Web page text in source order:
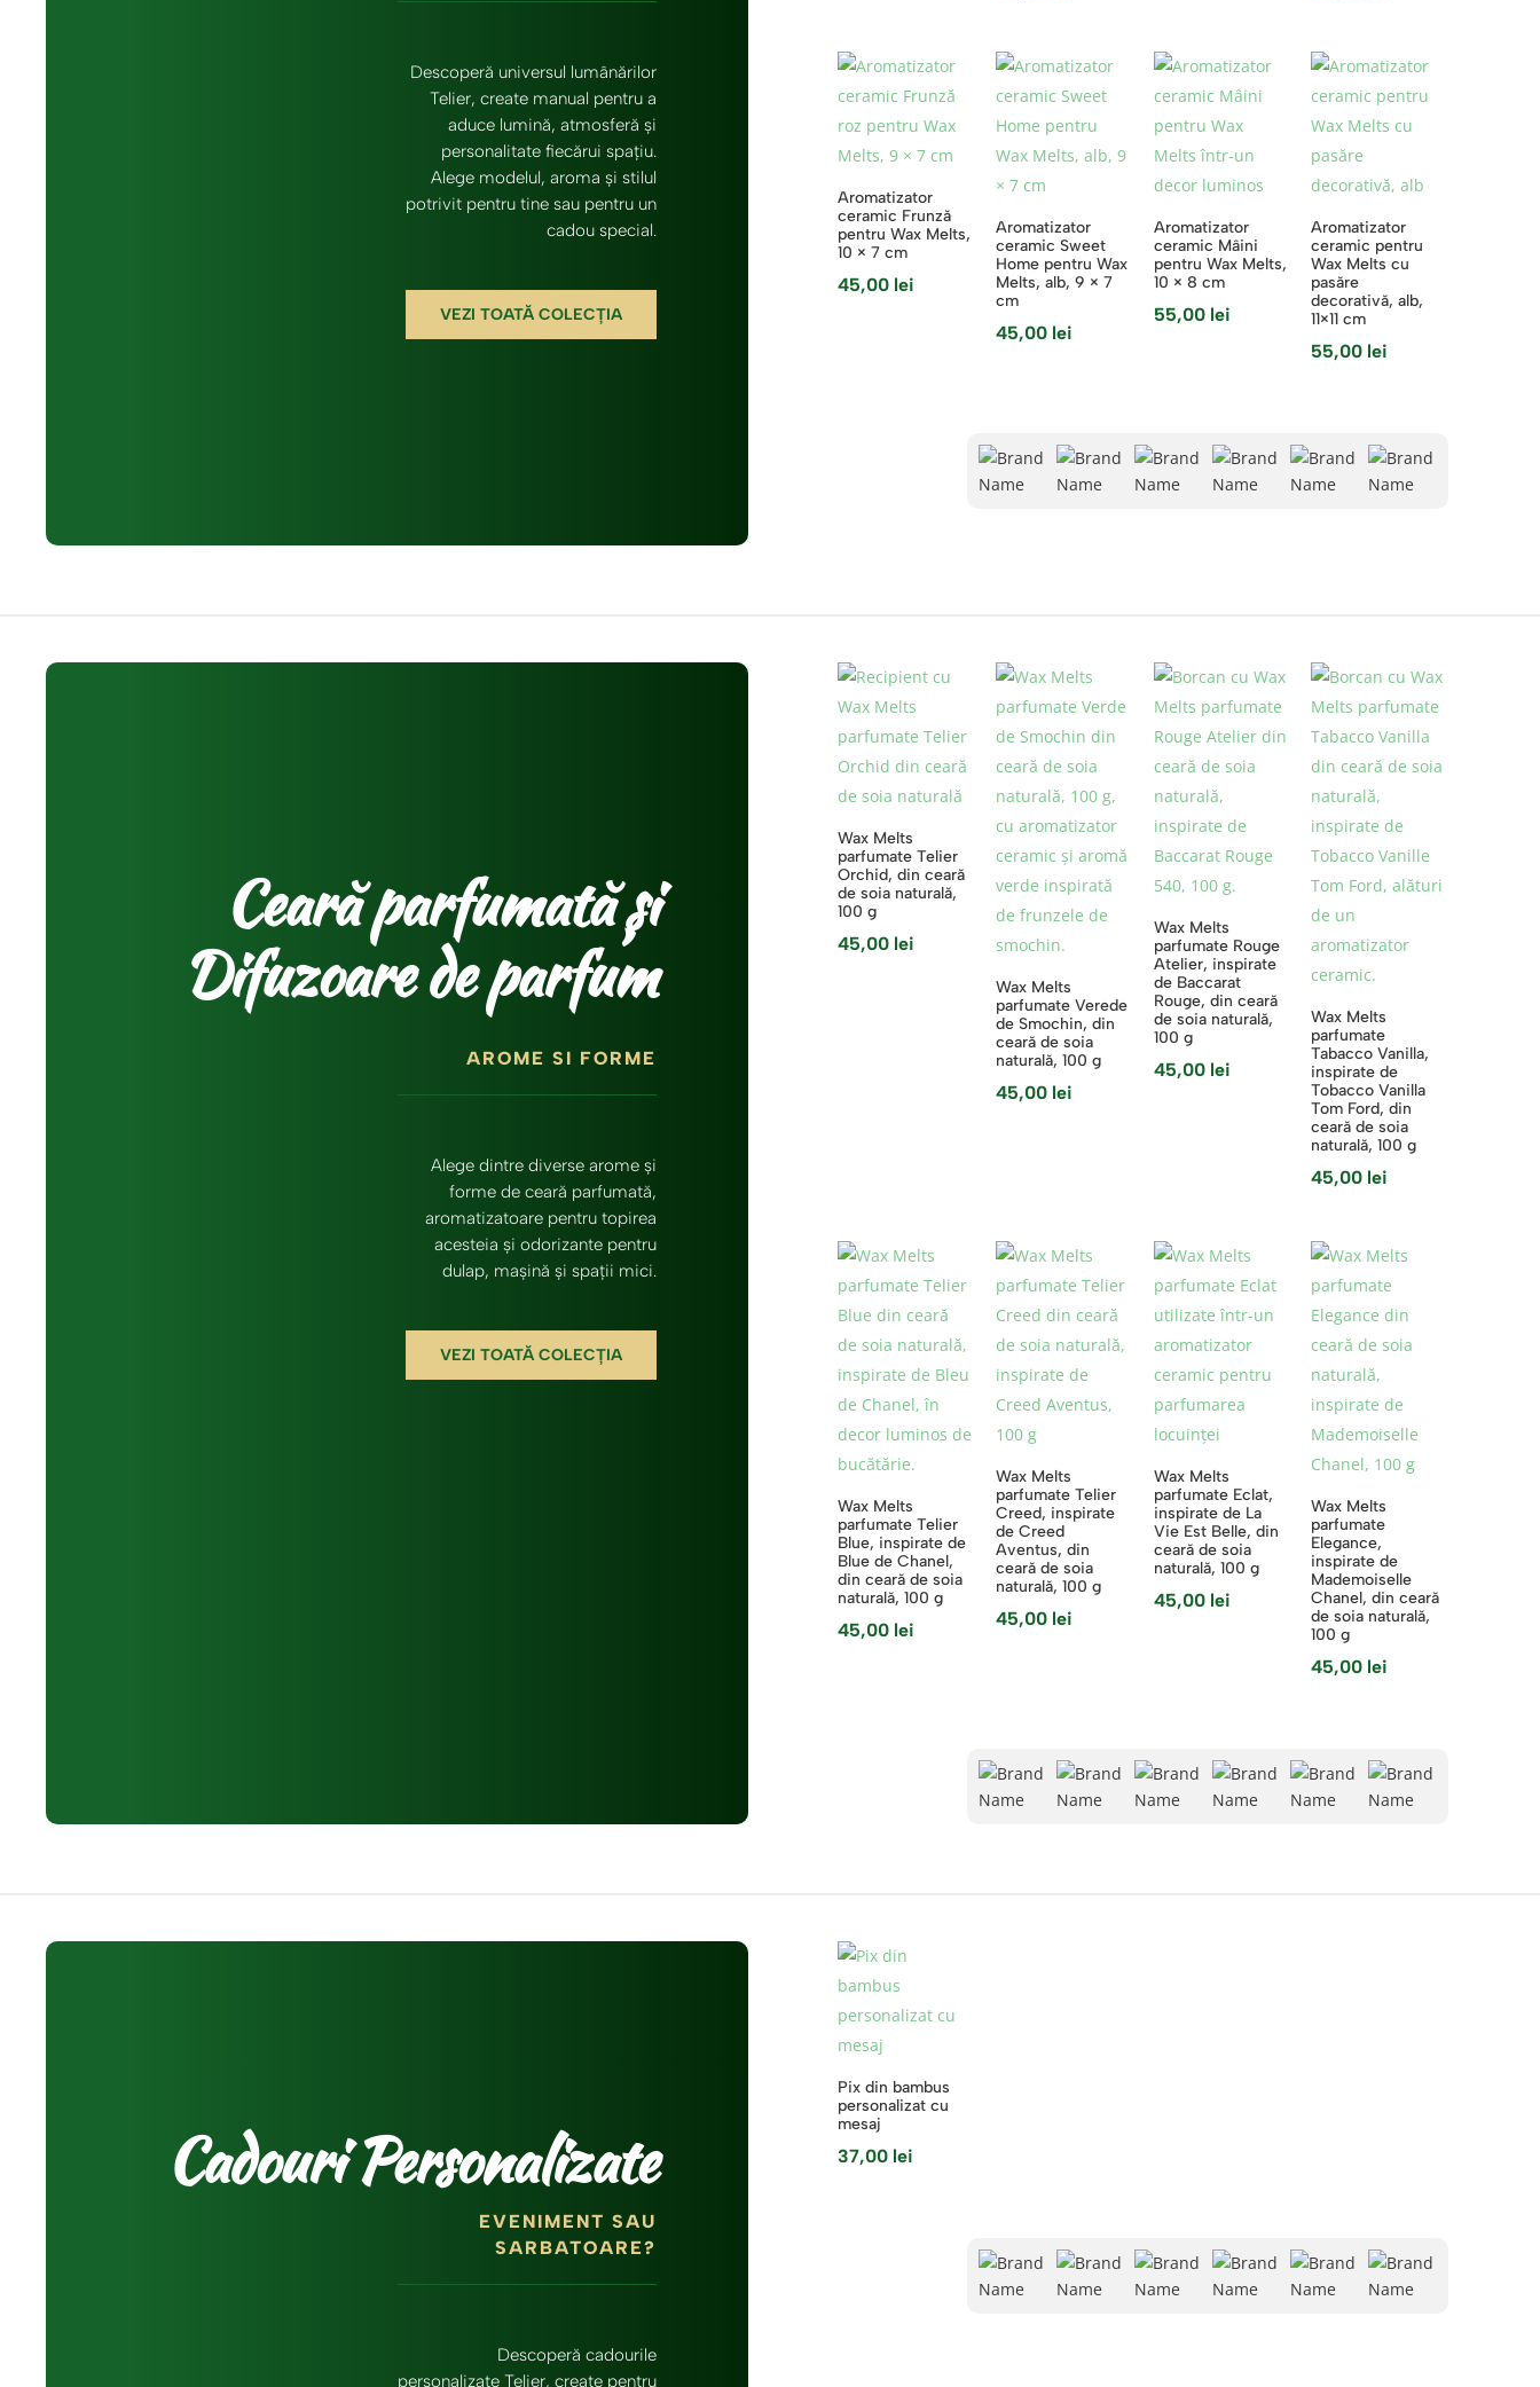
Descoperă universul lumânărilor
Telier, create manual pentru a
aduce lumină, atmosferă și
personalitate fiecărui spațiu.
Alege modelul, aroma și stilul
potrivit pentru tine sau pentru un
cadou special.
VEZI TOATĂ COLECȚIA
59,00 lei.
55,00 lei.
Aromatizator
ceramic Frunză
pentru Wax Melts,
10 × 7 cm
45,00 lei
Aromatizator
ceramic Sweet
Home pentru Wax
Melts, alb, 9 × 7
cm
45,00 lei
Aromatizator
ceramic Mâini
pentru Wax Melts,
10 × 8 cm
55,00 lei
Aromatizator
ceramic pentru
Wax Melts cu
pasăre
decorativă, alb,
11×11 cm
55,00 lei
Ceară parfumată și
Difuzoare de parfum
AROME SI FORME
Alege dintre diverse arome și
forme de ceară parfumată,
aromatizatoare pentru topirea
acesteia și odorizante pentru
dulap, mașină și spații mici.
VEZI TOATĂ COLECȚIA
Wax Melts
parfumate Telier
Orchid, din ceară
de soia naturală,
100 g
45,00 lei
Wax Melts
parfumate Verede
de Smochin, din
ceară de soia
naturală, 100 g
45,00 lei
Wax Melts
parfumate Rouge
Atelier, inspirate
de Baccarat
Rouge, din ceară
de soia naturală,
100 g
45,00 lei
Wax Melts
parfumate
Tabacco Vanilla,
inspirate de
Tobacco Vanilla
Tom Ford, din
ceară de soia
naturală, 100 g
45,00 lei
Wax Melts
parfumate Telier
Blue, inspirate de
Blue de Chanel,
din ceară de soia
naturală, 100 g
45,00 lei
Wax Melts
parfumate Telier
Creed, inspirate
de Creed
Aventus, din
ceară de soia
naturală, 100 g
45,00 lei
Wax Melts
parfumate Eclat,
inspirate de La
Vie Est Belle, din
ceară de soia
naturală, 100 g
45,00 lei
Wax Melts
parfumate
Elegance,
inspirate de
Mademoiselle
Chanel, din ceară
de soia naturală,
100 g
45,00 lei
Cadouri Personalizate
EVENIMENT SAU
SARBATOARE?
Descoperă cadourile
personalizate Telier, create pentru
Pix din bambus
personalizat cu
mesaj
37,00 lei